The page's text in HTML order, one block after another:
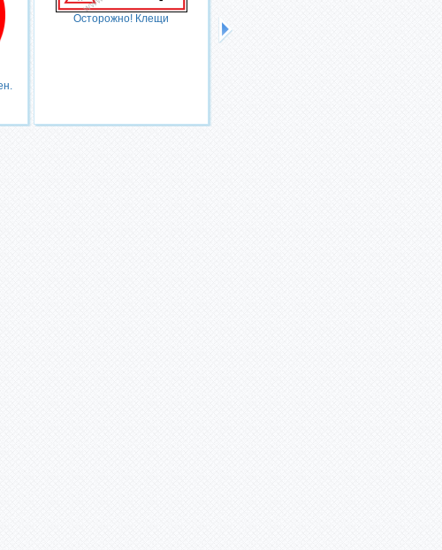
Осторожно! Клещи